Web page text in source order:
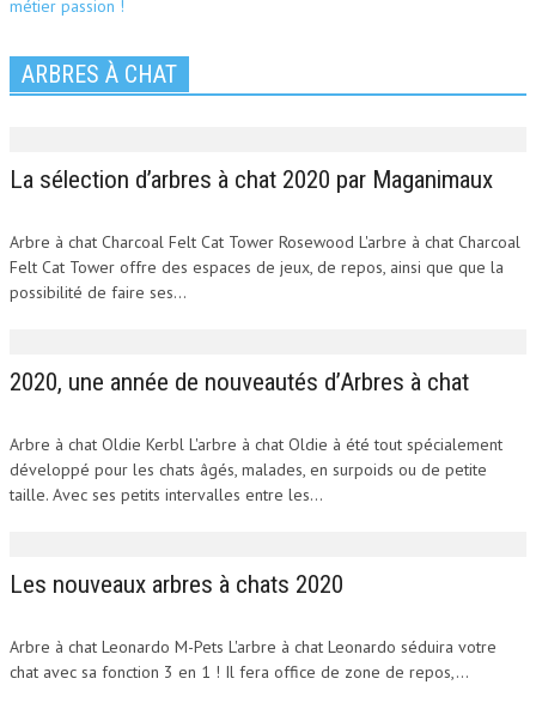
ARBRES À CHAT
La sélection d’arbres à chat 2020 par Maganimaux
Arbre à chat Charcoal Felt Cat Tower Rosewood L'arbre à chat Charcoal
Felt Cat Tower offre des espaces de jeux, de repos, ainsi que que la
possibilité de faire ses...
2020, une année de nouveautés d’Arbres à chat
Arbre à chat Oldie Kerbl L'arbre à chat Oldie à été tout spécialement
développé pour les chats âgés, malades, en surpoids ou de petite
taille. Avec ses petits intervalles entre les...
Les nouveaux arbres à chats 2020
Arbre à chat Leonardo M-Pets L'arbre à chat Leonardo séduira votre
chat avec sa fonction 3 en 1 ! Il fera office de zone de repos,...